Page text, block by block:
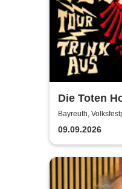
Die Toten
Wir müssen
2026
Bayreuth,
09.09.2026